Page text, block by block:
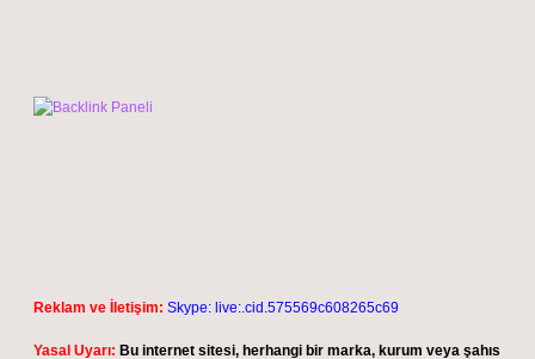
Reklam ve İletişim: Skype: live:.cid.575569c608265c69
Yasal Uyarı: Bu internet sitesi, herhangi bir marka, kurum veya şahıs